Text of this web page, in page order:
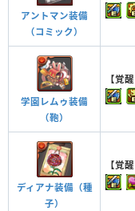
アントマン装備
（コミック）
学園レムゥ装備
（鞄）
【覚
ディアナ装備（種
子）
【覚